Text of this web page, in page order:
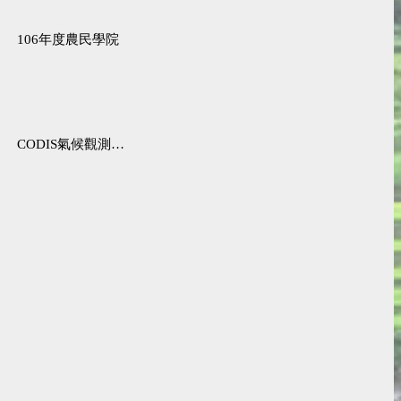
106年度農民學院
CODIS氣候觀測資料查詢服務